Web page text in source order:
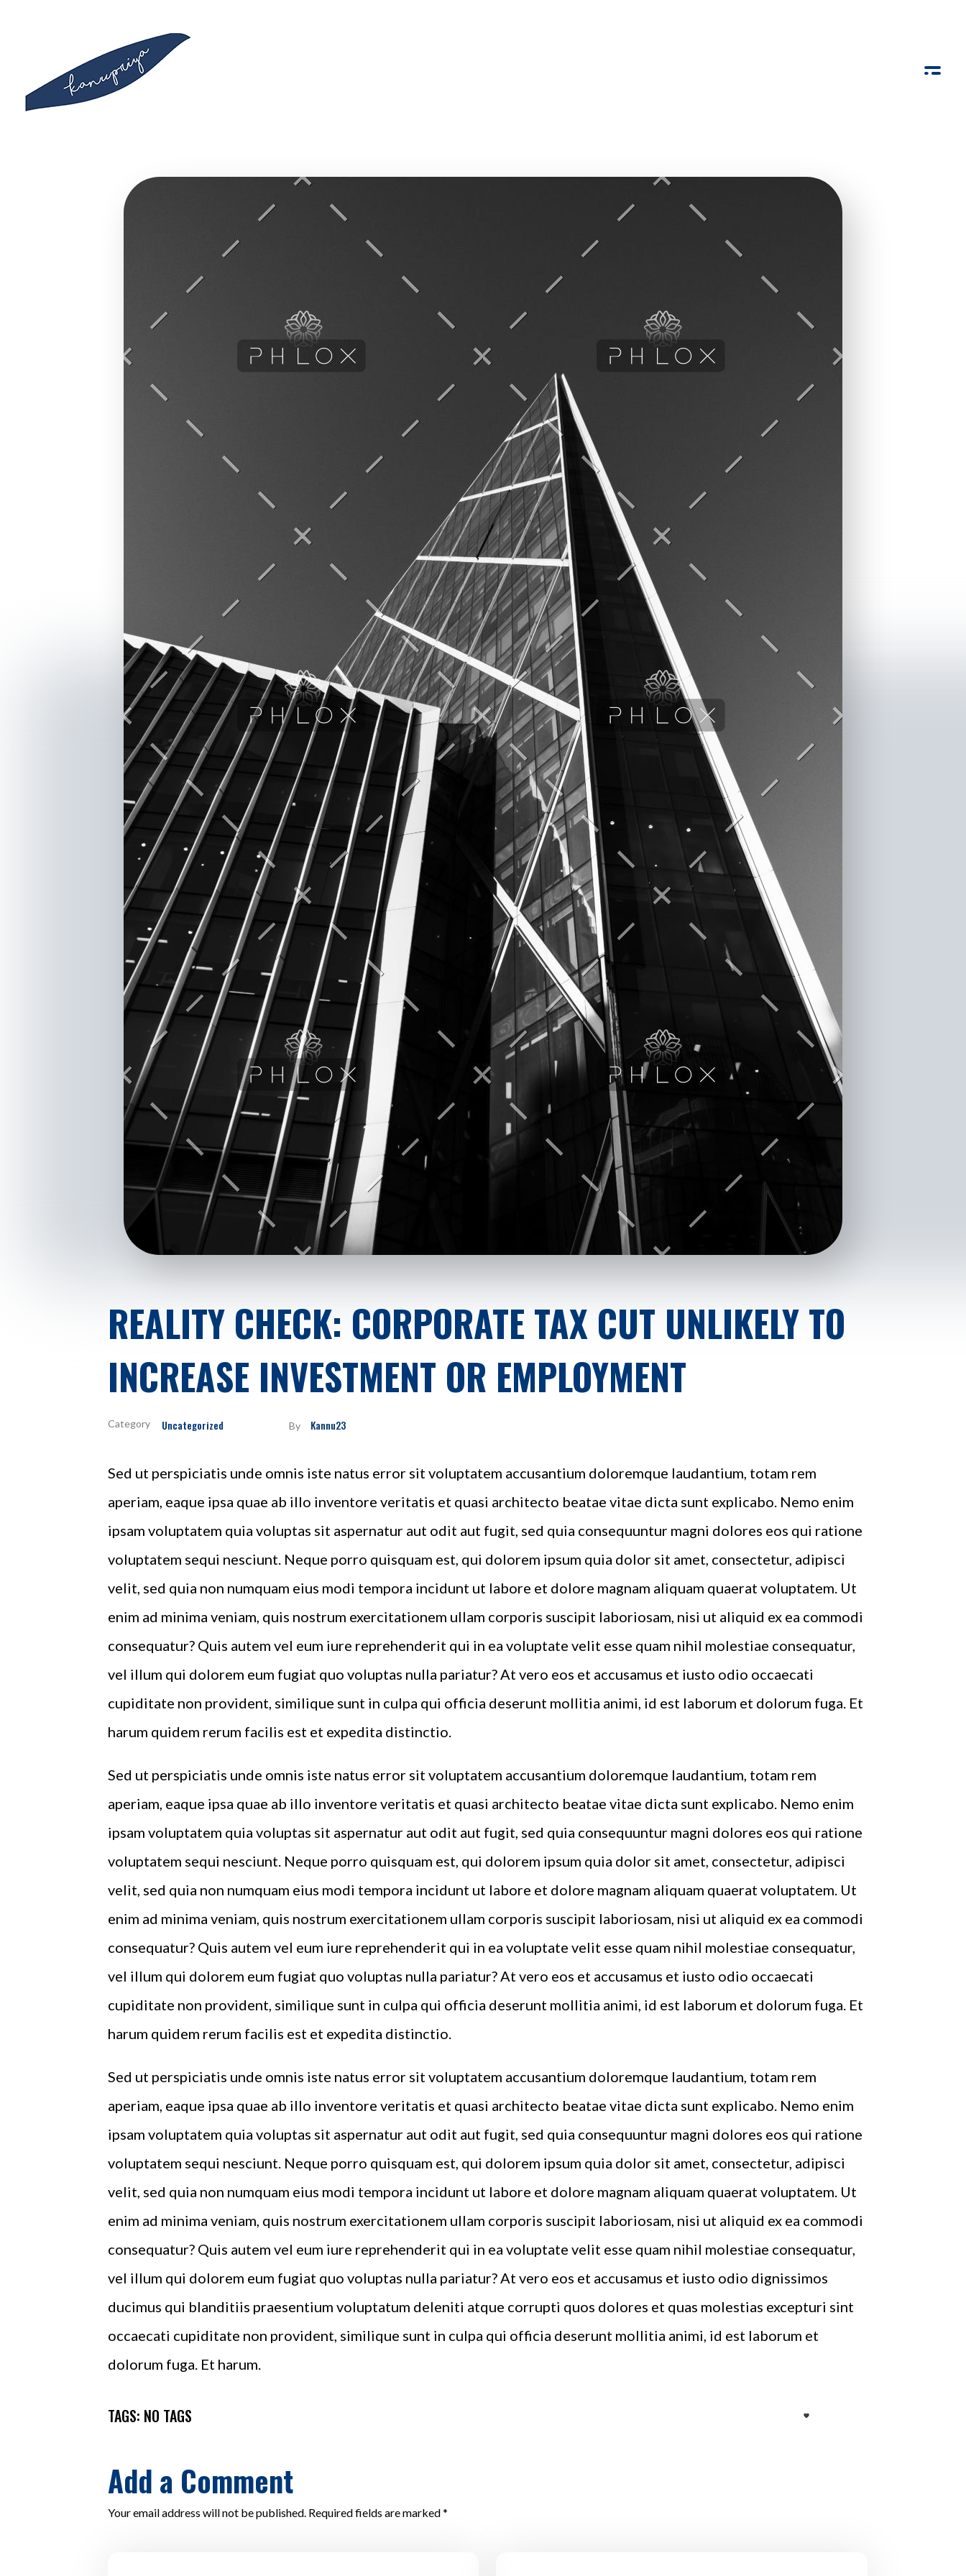
REALITY CHECK: CORPORATE TAX CUT UNLIKELY TO
INCREASE INVESTMENT OR EMPLOYMENT
By Kannu23
Uncategorized
Sed ut perspiciatis unde omnis iste natus error sit voluptatem accusantium doloremque laudantium, totam rem
aperiam, eaque ipsa quae ab illo inventore veritatis et quasi architecto beatae vitae dicta sunt explicabo. Nemo enim
ipsam voluptatem quia voluptas sit aspernatur aut odit aut fugit, sed quia consequuntur magni dolores eos qui ratione
voluptatem sequi nesciunt. Neque porro quisquam est, qui dolorem ipsum quia dolor sit amet, consectetur, adipisci
velit, sed quia non numquam eius modi tempora incidunt ut labore et dolore magnam aliquam quaerat voluptatem. Ut
enim ad minima veniam, quis nostrum exercitationem ullam corporis suscipit laboriosam, nisi ut aliquid ex ea commodi
consequatur? Quis autem vel eum iure reprehenderit qui in ea voluptate velit esse quam nihil molestiae consequatur,
vel illum qui dolorem eum fugiat quo voluptas nulla pariatur? At vero eos et accusamus et iusto odio occaecati
cupiditate non provident, similique sunt in culpa qui officia deserunt mollitia animi, id est laborum et dolorum fuga. Et
harum quidem rerum facilis est et expedita distinctio.
Sed ut perspiciatis unde omnis iste natus error sit voluptatem accusantium doloremque laudantium, totam rem
aperiam, eaque ipsa quae ab illo inventore veritatis et quasi architecto beatae vitae dicta sunt explicabo. Nemo enim
ipsam voluptatem quia voluptas sit aspernatur aut odit aut fugit, sed quia consequuntur magni dolores eos qui ratione
voluptatem sequi nesciunt. Neque porro quisquam est, qui dolorem ipsum quia dolor sit amet, consectetur, adipisci
velit, sed quia non numquam eius modi tempora incidunt ut labore et dolore magnam aliquam quaerat voluptatem. Ut
enim ad minima veniam, quis nostrum exercitationem ullam corporis suscipit laboriosam, nisi ut aliquid ex ea commodi
consequatur? Quis autem vel eum iure reprehenderit qui in ea voluptate velit esse quam nihil molestiae consequatur,
vel illum qui dolorem eum fugiat quo voluptas nulla pariatur? At vero eos et accusamus et iusto odio occaecati
cupiditate non provident, similique sunt in culpa qui officia deserunt mollitia animi, id est laborum et dolorum fuga. Et
harum quidem rerum facilis est et expedita distinctio.
Sed ut perspiciatis unde omnis iste natus error sit voluptatem accusantium doloremque laudantium, totam rem
aperiam, eaque ipsa quae ab illo inventore veritatis et quasi architecto beatae vitae dicta sunt explicabo. Nemo enim
ipsam voluptatem quia voluptas sit aspernatur aut odit aut fugit, sed quia consequuntur magni dolores eos qui ratione
voluptatem sequi nesciunt. Neque porro quisquam est, qui dolorem ipsum quia dolor sit amet, consectetur, adipisci
velit, sed quia non numquam eius modi tempora incidunt ut labore et dolore magnam aliquam quaerat voluptatem. Ut
enim ad minima veniam, quis nostrum exercitationem ullam corporis suscipit laboriosam, nisi ut aliquid ex ea commodi
consequatur? Quis autem vel eum iure reprehenderit qui in ea voluptate velit esse quam nihil molestiae consequatur,
vel illum qui dolorem eum fugiat quo voluptas nulla pariatur? At vero eos et accusamus et iusto odio dignissimos
ducimus qui blanditiis praesentium voluptatum deleniti atque corrupti quos dolores et quas molestias excepturi sint
occaecati cupiditate non provident, similique sunt in culpa qui officia deserunt mollitia animi, id est laborum et
dolorum fuga. Et harum.
TAGS: NO TAGS
Add a Comment
Your email address will not be published. Required fields are marked *